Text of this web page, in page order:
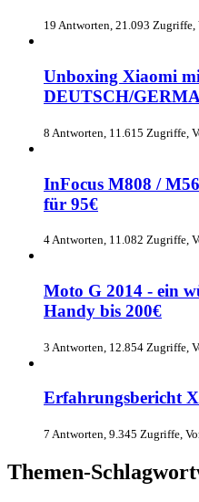
19 Antworten, 21.093 Zugriffe,
Unboxing Xiaomi
DEUTSCH/
8 Antworten, 11.615 Zugriffe,
InFocus M808 /
für 95€
4 Antworten, 11.082 Zugriffe,
Moto G 2014 - ein
Handy bis 200€
3 Antworten, 12.854 Zugriffe,
Erfahrungsbericht
7 Antworten, 9.345 Zugriffe,
Themen-